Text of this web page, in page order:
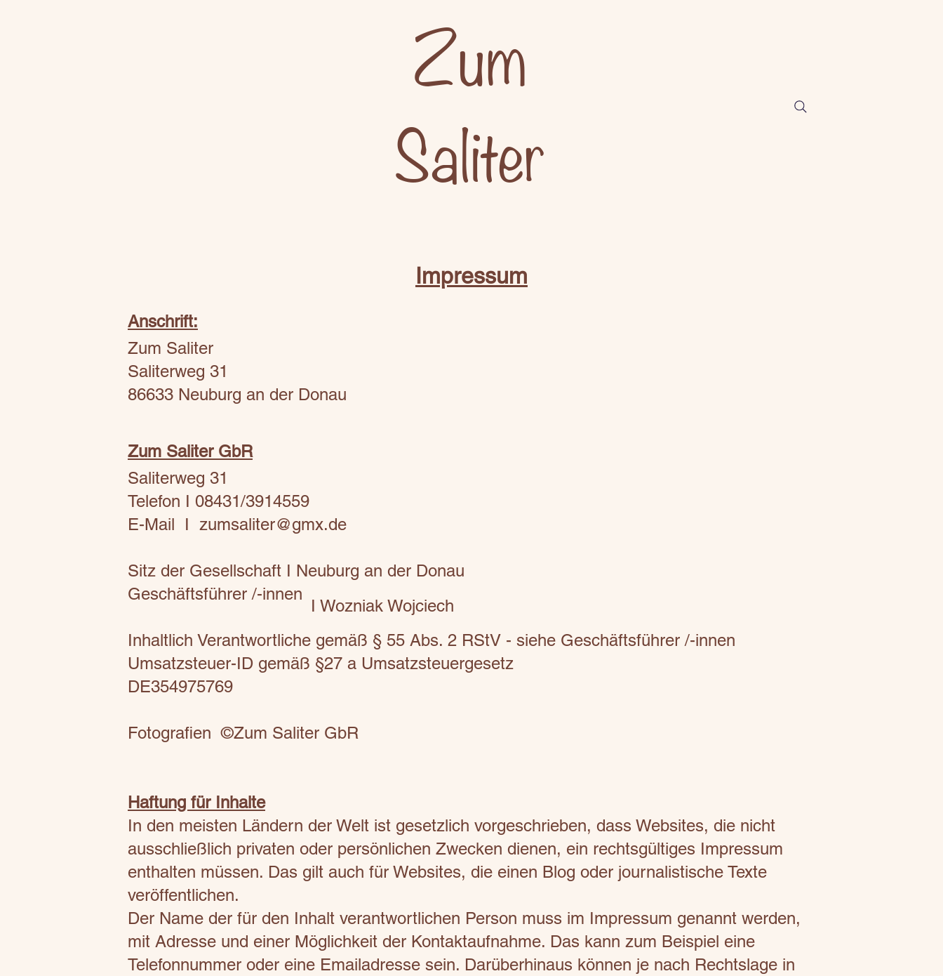
Zum
Saliter
Impressum
Anschrift:
Zum Saliter
Saliterweg 31
86633 Neuburg an der Donau
Zum Saliter GbR
Saliterweg 31
Telefon I 08431/3914559
E-Mail I zumsaliter@gmx.de
Sitz der Gesellschaft I Neuburg an der Donau
Geschäftsführer /-innen
Inhaltlich Verantwortliche gemäß § 55 Abs. 2 RStV - siehe Geschäftsführer /-innen
Umsatzsteuer-ID gemäß §27 a Umsatzsteuergesetz
DE354975769
Fotografien ©Zum Saliter GbR
Haftung für Inhalte
In den meisten Ländern der Welt ist gesetzlich vorgeschrieben, dass Websites, die nicht
ausschließlich privaten oder persönlichen Zwecken dienen, ein rechtsgültiges Impressum
enthalten müssen. Das gilt auch für Websites, die einen Blog oder journalistische Texte
veröffentlichen.
Der Name der für den Inhalt verantwortlichen Person muss im Impressum genannt werden,
mit Adresse und einer Möglichkeit der Kontaktaufnahme. Das kann zum Beispiel eine
Telefonnummer oder eine Emailadresse sein. Darüberhinaus können je nach Rechtslage in
I Wozniak Wojciech